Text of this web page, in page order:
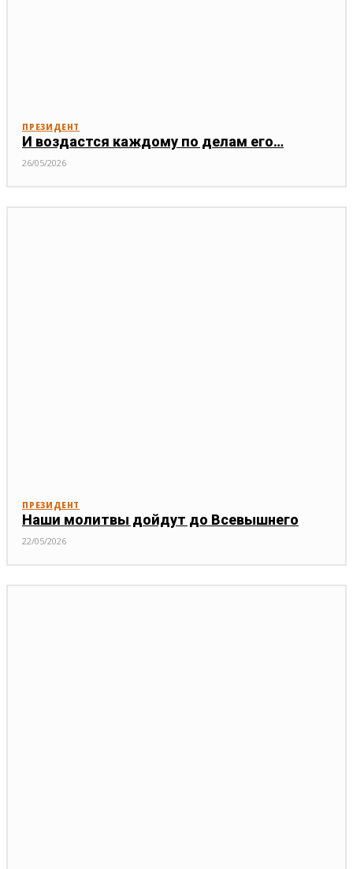
ПРЕЗИДЕНТ
И воздастся каждому по делам его…
26/05/2026
ПРЕЗИДЕНТ
Наши молитвы дойдут до Всевышнего
22/05/2026